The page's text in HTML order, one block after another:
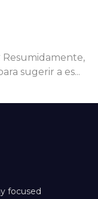
Resumidamente,
sugerir a es...
focused